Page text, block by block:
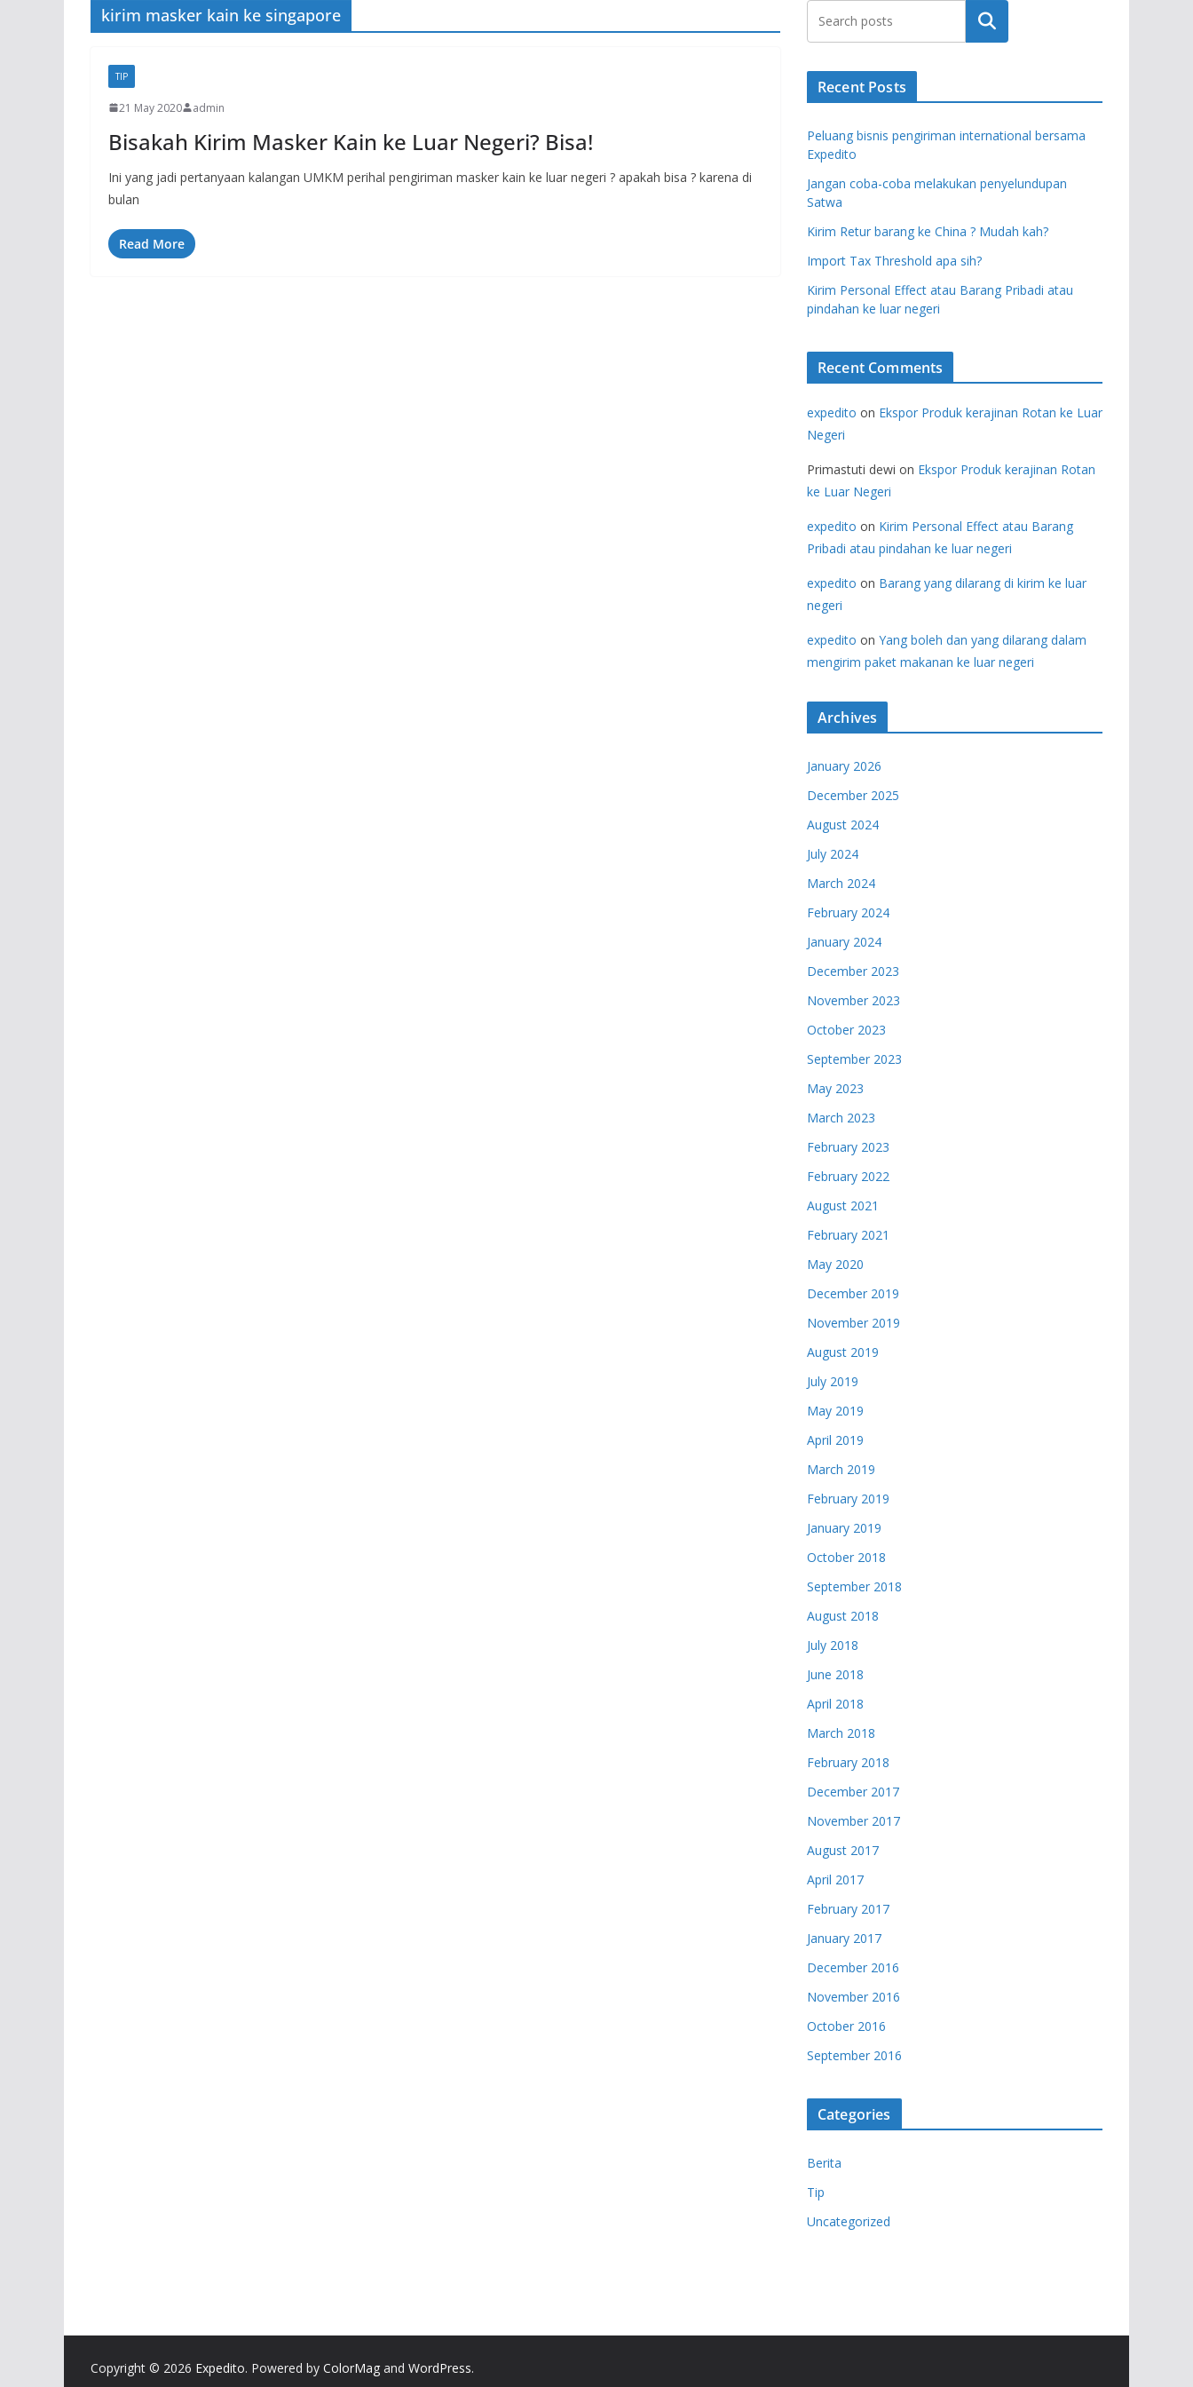
kirim masker kain ke singapore
TIP
21 May 2020 admin
Bisakah Kirim Masker Kain ke Luar Negeri? Bisa!
Ini yang jadi pertanyaan kalangan UMKM perihal pengiriman masker kain ke luar negeri ? apakah bisa ? karena di
bulan
Read More
Search
Recent Posts
Peluang bisnis pengiriman international bersama
Expedito
Jangan coba-coba melakukan penyelundupan
Satwa
Kirim Retur barang ke China ? Mudah kah?
Import Tax Threshold apa sih?
Kirim Personal Effect atau Barang Pribadi atau
pindahan ke luar negeri
Recent Comments
expedito on Ekspor Produk kerajinan Rotan ke Luar
Negeri
Primastuti dewi on Ekspor Produk kerajinan Rotan
ke Luar Negeri
expedito on Kirim Personal Effect atau Barang
Pribadi atau pindahan ke luar negeri
expedito on Barang yang dilarang di kirim ke luar
negeri
expedito on Yang boleh dan yang dilarang dalam
mengirim paket makanan ke luar negeri
Archives
January 2026
December 2025
August 2024
July 2024
March 2024
February 2024
January 2024
December 2023
November 2023
October 2023
September 2023
May 2023
March 2023
February 2023
February 2022
August 2021
February 2021
May 2020
December 2019
November 2019
August 2019
July 2019
May 2019
April 2019
March 2019
February 2019
January 2019
October 2018
September 2018
August 2018
July 2018
June 2018
April 2018
March 2018
February 2018
December 2017
November 2017
August 2017
April 2017
February 2017
January 2017
December 2016
November 2016
October 2016
September 2016
Categories
Berita
Tip
Uncategorized
Copyright © 2026 Expedito. Powered by ColorMag and WordPress.